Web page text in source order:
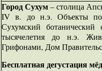
Город Сухум– столица
IV в. до н.э. Объекты
Сухумский
тысячелетия до н.э.
Грифонами, Дом
Бесплатная дегустация